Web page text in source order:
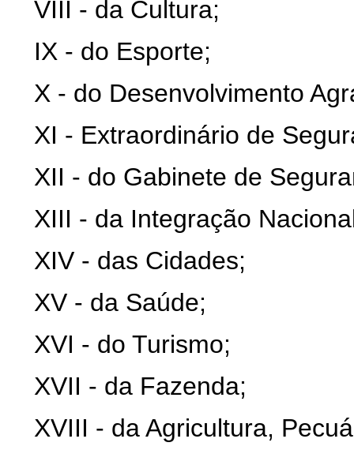
VIII - da Cultura;
IX - do Esporte;
X - do Desenvolvimento
XI - Extraordinário de
XII - do Gabinete de
XIII - da Integração
XIV - das Cidades;
XV - da Saúde;
XVI - do Turismo;
XVII - da Fazenda;
XVIII - da Agricultura,